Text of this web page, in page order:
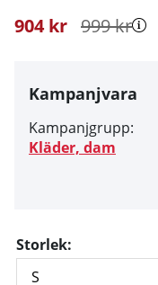
999kr
904kr
Kampanjvara
Kampanjgrupp:
Kläder, dam
Storlek: